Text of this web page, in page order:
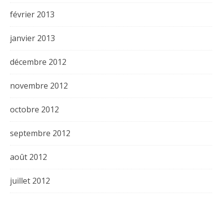
février 2013
janvier 2013
décembre 2012
novembre 2012
octobre 2012
septembre 2012
août 2012
juillet 2012